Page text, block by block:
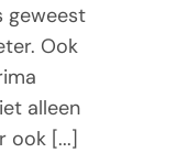
geweest
Ook
alleen
ook [...]